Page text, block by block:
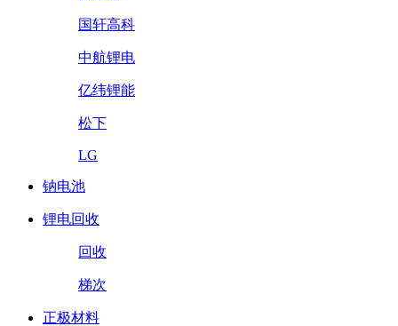
国轩高科
中航锂电
亿纬锂能
松下
LG
钠电池
锂电回收
回收
梯次
正极材料